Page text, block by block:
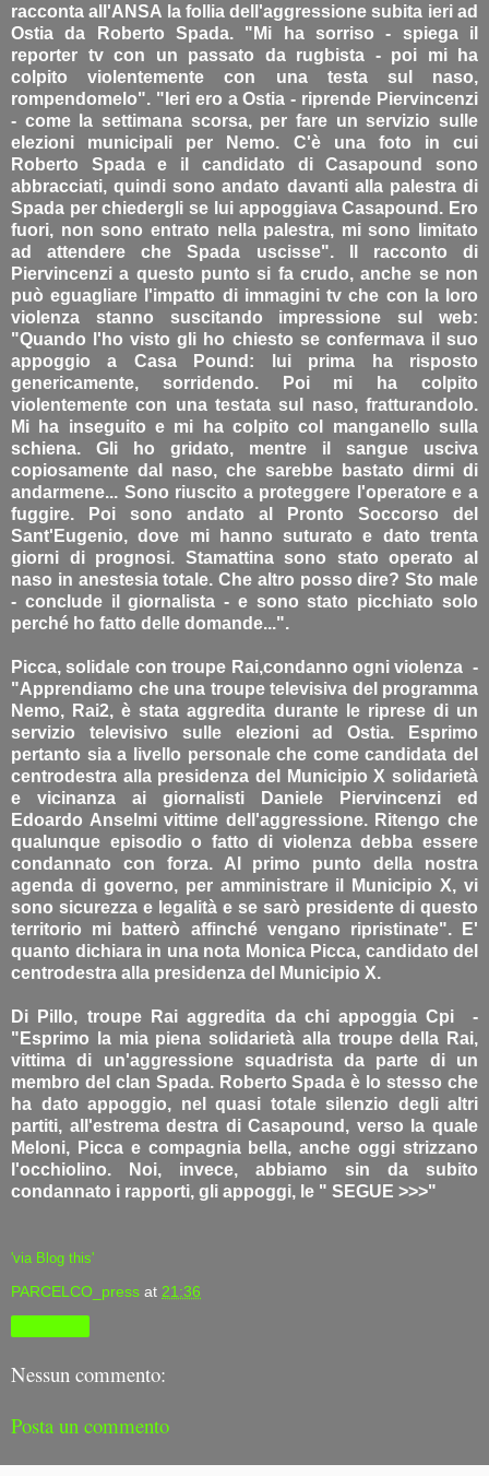
racconta all'ANSA la follia dell'aggressione subita ieri ad
Ostia da Roberto Spada. "Mi ha sorriso - spiega il
reporter tv con un passato da rugbista - poi mi ha
colpito violentemente con una testa sul naso,
rompendomelo". "Ieri ero a Ostia - riprende Piervincenzi
- come la settimana scorsa, per fare un servizio sulle
elezioni municipali per Nemo. C'è una foto in cui
Roberto Spada e il candidato di Casapound sono
abbracciati, quindi sono andato davanti alla palestra di
Spada per chiedergli se lui appoggiava Casapound. Ero
fuori, non sono entrato nella palestra, mi sono limitato
ad attendere che Spada uscisse". Il racconto di
Piervincenzi a questo punto si fa crudo, anche se non
può eguagliare l'impatto di immagini tv che con la loro
violenza stanno suscitando impressione sul web:
"Quando l'ho visto gli ho chiesto se confermava il suo
appoggio a Casa Pound: lui prima ha risposto
genericamente, sorridendo. Poi mi ha colpito
violentemente con una testata sul naso, fratturandolo.
Mi ha inseguito e mi ha colpito col manganello sulla
schiena. Gli ho gridato, mentre il sangue usciva
copiosamente dal naso, che sarebbe bastato dirmi di
andarmene... Sono riuscito a proteggere l'operatore e a
fuggire. Poi sono andato al Pronto Soccorso del
Sant'Eugenio, dove mi hanno suturato e dato trenta
giorni di prognosi. Stamattina sono stato operato al
naso in anestesia totale. Che altro posso dire? Sto male
- conclude il giornalista - e sono stato picchiato solo
perché ho fatto delle domande...".
Picca, solidale con troupe Rai,condanno ogni violenza -
"Apprendiamo che una troupe televisiva del programma
Nemo, Rai2, è stata aggredita durante le riprese di un
servizio televisivo sulle elezioni ad Ostia. Esprimo
pertanto sia a livello personale che come candidata del
centrodestra alla presidenza del Municipio X solidarietà
e vicinanza ai giornalisti Daniele Piervincenzi ed
Edoardo Anselmi vittime dell'aggressione. Ritengo che
qualunque episodio o fatto di violenza debba essere
condannato con forza. Al primo punto della nostra
agenda di governo, per amministrare il Municipio X, vi
sono sicurezza e legalità e se sarò presidente di questo
territorio mi batterò affinché vengano ripristinate". E'
quanto dichiara in una nota Monica Picca, candidato del
centrodestra alla presidenza del Municipio X.
Di Pillo, troupe Rai aggredita da chi appoggia Cpi -
"Esprimo la mia piena solidarietà alla troupe della Rai,
vittima di un'aggressione squadrista da parte di un
membro del clan Spada. Roberto Spada è lo stesso che
ha dato appoggio, nel quasi totale silenzio degli altri
partiti, all'estrema destra di Casapound, verso la quale
Meloni, Picca e compagnia bella, anche oggi strizzano
l'occhiolino. Noi, invece, abbiamo sin da subito
condannato i rapporti, gli appoggi, le " SEGUE >>>"
'via Blog this'
PARCELCO_press at 21:36
Nessun commento:
Posta un commento